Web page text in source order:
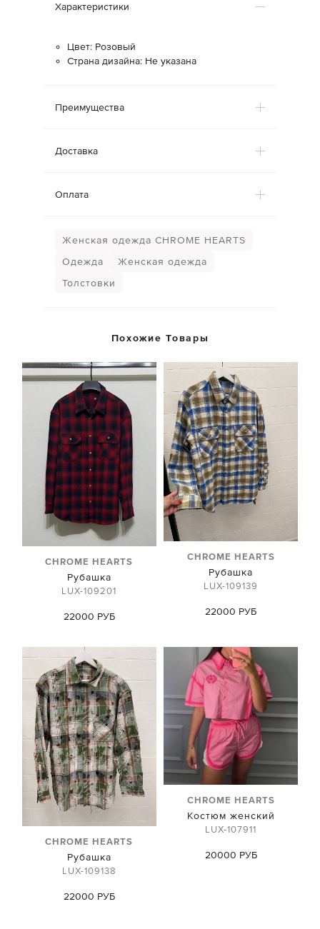
Характеристики
Цвет: Розовый
Страна дизайна: Не указана
Преимущества
Доставка
Оплата
Женская одежда CHROME HEARTS
Одежда
Женская одежда
Толстовки
Похожие Товары
CHROME HEARTS
Рубашка
LUX-109201
22000 РУБ
CHROME HEARTS
Рубашка
LUX-109139
22000 РУБ
CHROME HEARTS
Рубашка
LUX-109138
22000 РУБ
CHROME HEARTS
Костюм женский
LUX-107911
20000 РУБ